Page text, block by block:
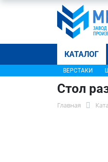
КАТАЛОГ
ВЕРСТАКИ
Стол
Главная